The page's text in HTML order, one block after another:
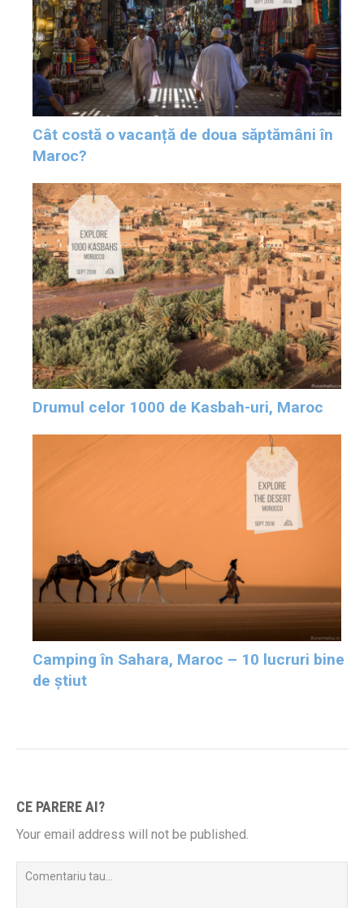
Cât costă o vacanță de doua săptămâni în
Maroc?
Drumul celor 1000 de Kasbah-uri, Maroc
Camping în Sahara, Maroc – 10 lucruri bine
de știut
CE PARERE AI?
Your email address will not be published.